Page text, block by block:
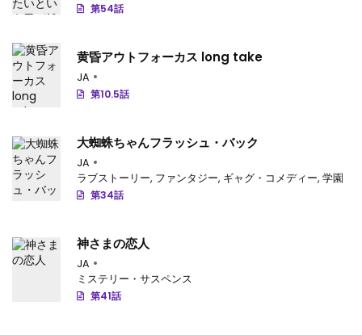
第54話
黄昏アウトフォーカス long take
JA
第10.5話
大蜘蛛ちゃんフラッシュ・バック
JA
ラブストーリー, ファンタジー, ギャグ・コメディー, 学園
第34話
神さまの恋人
JA
ミステリー・サスペンス
第41話